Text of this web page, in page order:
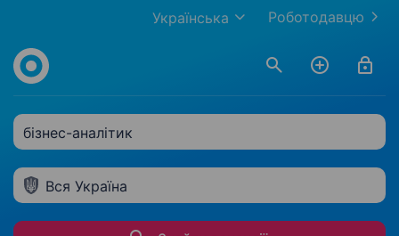
Роботодавцю
Українська
бізнес-аналітик
Вся Україна